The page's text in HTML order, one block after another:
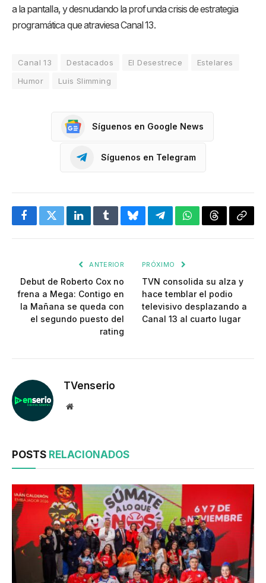
a la pantalla, y desnudando la profunda crisis de estrategia
programática que atraviesa Canal 13.
Canal 13 Destacados El Desestrece
Estelares
Humor
Luis Slimming
Síguenos en Google News
Síguenos en Telegram
FacebookTwitterLinkedInTumblrBlueskyTelegramWhatsApp
Threads
ANTERIOR
Debut de Roberto Cox no
frena a Mega: Contigo en
la Mañana se queda con
el segundo puesto del
rating
PRÓXIMO
TVN consolida su alza y
hace temblar el podio
televisivo desplazando a
Canal 13 al cuarto lugar
TVenserio
Website
POSTS RELACIONADOS